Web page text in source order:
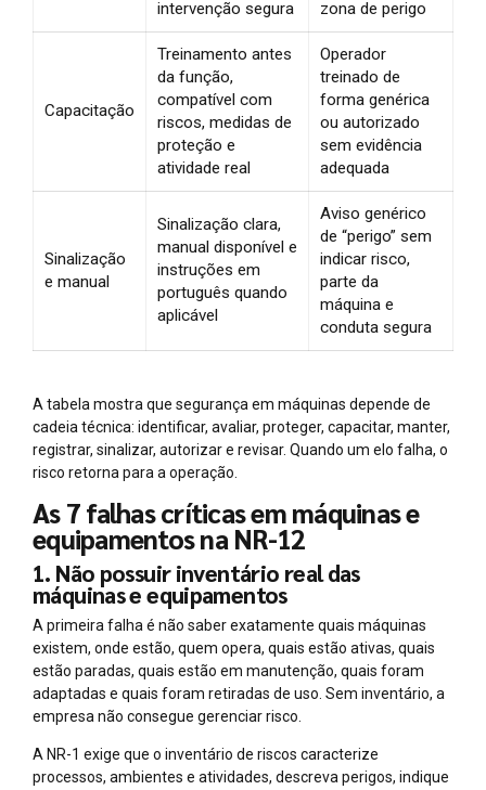
intervenção segura zona de perigo
Capacitação
Treinamento antes
da função,
compatível com
riscos, medidas de
proteção e
atividade real
Operador
treinado de
forma genérica
ou autorizado
sem evidência
adequada
Sinalização
e manual
Sinalização clara,
manual disponível e
instruções em
português quando
aplicável
Aviso genérico
de “perigo” sem
indicar risco,
parte da
máquina e
conduta segura
A tabela mostra que segurança em máquinas depende de
cadeia técnica: identificar, avaliar, proteger, capacitar, manter,
registrar, sinalizar, autorizar e revisar. Quando um elo falha, o
risco retorna para a operação.
As 7 falhas críticas em máquinas e
equipamentos na NR-12
1. Não possuir inventário real das
máquinas e equipamentos
A primeira falha é não saber exatamente quais máquinas
existem, onde estão, quem opera, quais estão ativas, quais
estão paradas, quais estão em manutenção, quais foram
adaptadas e quais foram retiradas de uso. Sem inventário, a
empresa não consegue gerenciar risco.
A NR-1 exige que o inventário de riscos caracterize
processos, ambientes e atividades, descreva perigos, indique